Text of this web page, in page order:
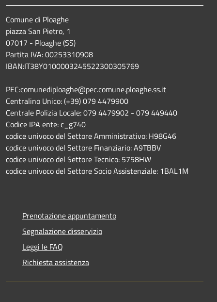
Comune di Ploaghe
piazza San Pietro, 1
07017 - Ploaghe (SS)
Partita IVA: 00253310908
IBAN:IT38Y0100003245522300305769
PEC:comunediploaghe@pec.comune.ploaghe.ss.it
Centralino Unico: (+39) 079 4479900
Centrale Polizia Locale: 079 4479902 - 079 449440
Codice IPA ente: c_g740
codice univoco del Settore Amministrativo: H98G46
codice univoco del Settore Finanziario: A9TBBV
codice univoco del Settore Tecnico: 5758HW
codice univoco del Settore Socio Assistenziale: 1BAL1M
Prenotazione appuntamento
Segnalazione disservizio
Leggi le FAQ
Richiesta assistenza